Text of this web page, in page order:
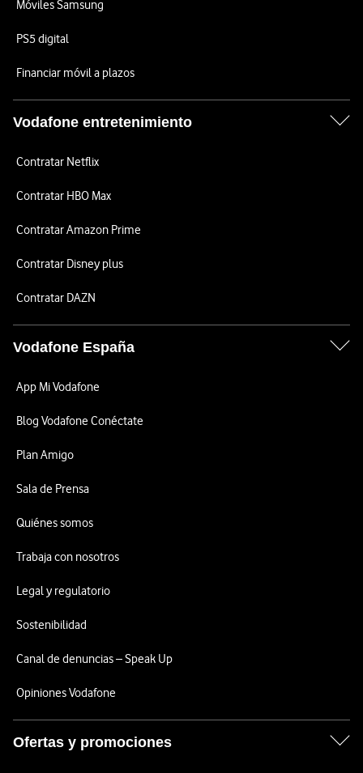
Móviles Samsung
PS5 digital
Financiar móvil a plazos
Vodafone entretenimiento
Contratar Netflix
Contratar HBO Max
Contratar Amazon Prime
Contratar Disney plus
Contratar DAZN
Vodafone España
App Mi Vodafone
Blog Vodafone Conéctate
Plan Amigo
Sala de Prensa
Quiénes somos
Trabaja con nosotros
Legal y regulatorio
Sostenibilidad
Canal de denuncias – Speak Up
Opiniones Vodafone
Ofertas y promociones